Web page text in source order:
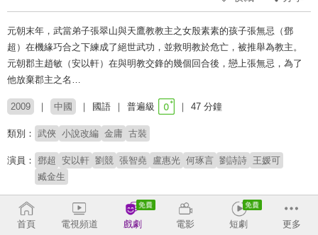
元朝末年，武當弟子張翠山與天鷹教教主之女殷素素的孩子張無忌（鄧
超）在機緣巧合之下練成了絕世武功，並救明教於危亡，被推舉為教主。
元朝郡主趙敏（安以軒）在與明教交鋒的幾個回合後，戀上張無忌，為了
他放棄郡主之名…
2009 中國 國語 普遍級 47 分鐘
類別： 武俠 小說改編 金庸 古裝
演員： 鄧超 安以軒 劉競 張智堯 盧惠光 何琢言 劉詩詩 王媛可
臧金生
導演：
原著： 金庸(倚天屠龍記)
首頁 電視頻道 戲劇 電影 短劇 更多